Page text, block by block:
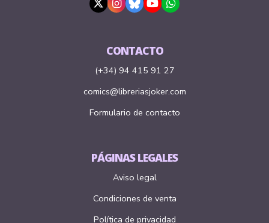
CONTACTO
(+34) 94 415 91 27
comics@libreriasjoker.com
Formulario de contacto
PÁGINAS LEGALES
Aviso legal
Condiciones de venta
Política de privacidad